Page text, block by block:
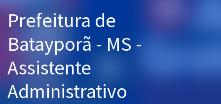
Cursos 20% OFF
Pós
Graduação
OAB
Prefeitura de
Batayporã - MS -
Assistente
Administrativo